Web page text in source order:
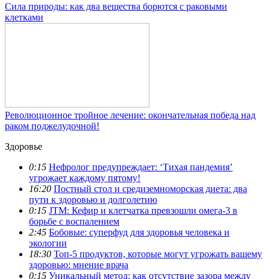
Сила природы: как два вещества борются с раковыми
клетками
Революционное тройное лечение: окончательная победа над
раком поджелудочной!
Здоровье
0:15 Нефролог предупреждает: ‘Тихая пандемия’
угрожает каждому пятому!
16:20 Постный стол и средиземноморская диета: два
пути к здоровью и долголетию
0:15 JTM: Кефир и клетчатка превзошли омега-3 в
борьбе с воспалением
2:45 Бобовые: суперфуд для здоровья человека и
экологии
18:30 Топ-5 продуктов, которые могут угрожать вашему
здоровью: мнение врача
0:15 Уникальный метод: как отсутствие зазора между